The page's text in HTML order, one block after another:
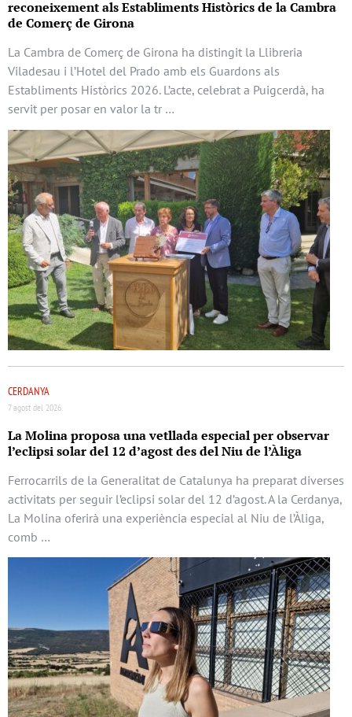
reconeixement als Establiments Històrics de la Cambra
de Comerç de Girona
La Cambra de Comerç de Girona ha distingit la Llibreria
Viladesau i l’Hotel del Prado amb els Guardons als
Establiments Històrics 2026. L’acte, celebrat a Puigcerdà, ha
servit per posar en valor la tr …
CERDANYA
7 agost del 2026
La Molina proposa una vetllada especial per observar
l’eclipsi solar del 12 d’agost des del Niu de l’Àliga
Ferrocarrils de la Generalitat de Catalunya ha preparat diverses
activitats per seguir l’eclipsi solar del 12 d’agost. A la Cerdanya,
La Molina oferirà una experiència especial al Niu de l’Àliga,
comb …